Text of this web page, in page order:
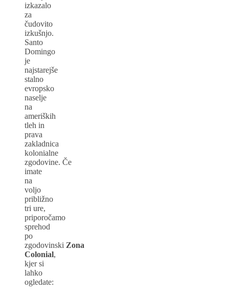
izkazalo
za
čudovito
izkušnjo.
Santo
Domingo
je
najstarejše
stalno
evropsko
naselje
na
ameriških
tleh in
prava
zakladnica
kolonialne
zgodovine. Če
imate
na
voljo
približno
tri ure,
priporočamo
sprehod
po
zgodovinski Zona
Colonial,
kjer si
lahko
ogledate: